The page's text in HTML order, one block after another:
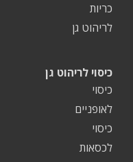
כריות
לריהוט גן
כיסוי לריהוט גן
כיסוי
לאופניים
כיסוי
לכסאות